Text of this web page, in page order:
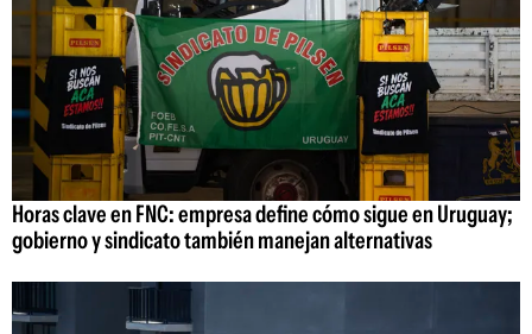
Horas clave en FNC: empresa define cómo sigue en Uruguay;
gobierno y sindicato también manejan alternativas